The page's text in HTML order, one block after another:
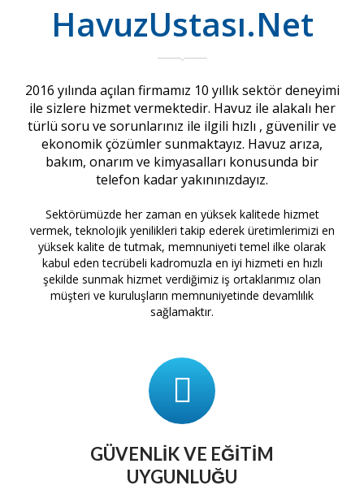
HavuzUstası.Net
2016 yılında açılan firmamız 10 yıllık sektör deneyimi
ile sizlere hizmet vermektedir. Havuz ile alakalı her
türlü soru ve sorunlarınız ile ilgili hızlı , güvenilir ve
ekonomik çözümler sunmaktayız. Havuz arıza,
bakım, onarım ve kimyasalları konusunda bir
telefon kadar yakınınızdayız.
Sektörümüzde her zaman en yüksek kalitede hizmet
vermek, teknolojik yenilikleri takip ederek üretimlerimizi en
yüksek kalite de tutmak, memnuniyeti temel ilke olarak
kabul eden tecrübeli kadromuzla en iyi hizmeti en hızlı
şekilde sunmak hizmet verdiğimiz iş ortaklarımız olan
müşteri ve kuruluşların memnuniyetinde devamlılık
sağlamaktır.
GÜVENLIK VE EĞITIM
UYGUNLUĞU